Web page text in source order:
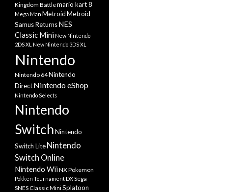
Kingdom Battlemario kart 8
Mega Man MetroidMetroid
Samus ReturnsNES
Classic Mini New Nintendo
2DS XL New Nintendo 3DS XL
Nintendo
Nintendo 64Nintendo
DirectNintendo eShop
Nintendo Selects
Nintendo
SwitchNintendo
Switch LiteNintendo
Switch Online
Nintendo WiiNXPokemon
Pokken Tournament DXSega
SNES Classic MiniSplatoon